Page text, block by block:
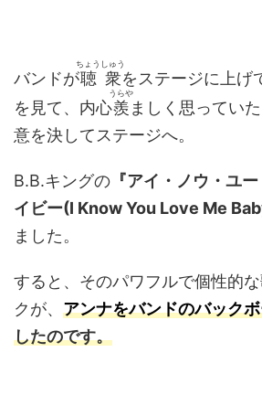
バンドが聴衆
ちょうしゅう
をステージに上げ
を見て、内心羨
うらや
ましく思ってい
意を決してステージへ。
B.B.キングの 『アイ・ノウ・ユ
イビー(I Know You Love Me
ました。
すると、そのパワフルで個性的
クが、 アンナをバンドのバック
したのです。